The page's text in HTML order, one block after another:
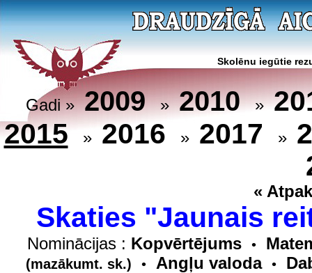
Skolēnu iegūtie
Gadi »2009»2010»
2015 » 2016 » 2017 »
«
Skaties "Jaunais
Nominācijas : Kopvērtējums •
(mazākumt. sk.) • Angļu valoda •